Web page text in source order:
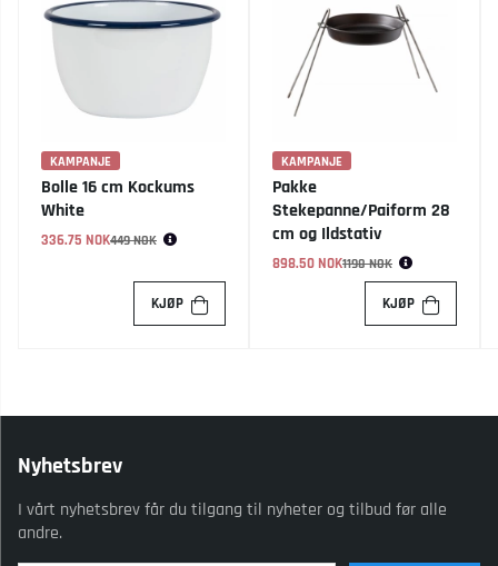
KAMPANJE
Bolle 16 cm Kockums
White
336.75 NOK
Vanlig pris:449 NOK
KJØP
KAMPANJE
Pakke
Stekepanne/Paiform 28
cm og Ildstativ
898.50 NOK
Vanlig pris:1198 NOK
KJØP
Nyhetsbrev
I vårt nyhetsbrev får du tilgang til nyheter og tilbud før alle
andre.